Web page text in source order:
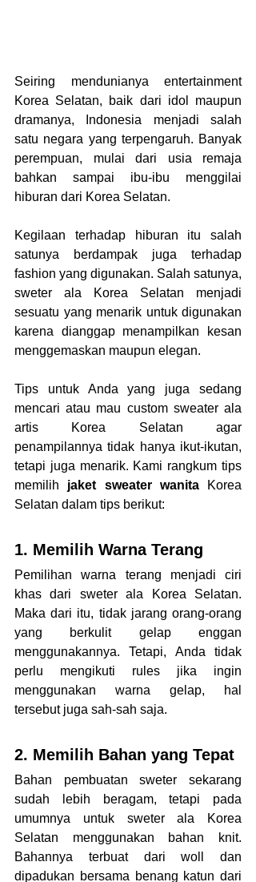
Seiring mendunianya entertainment
Korea Selatan, baik dari idol maupun
dramanya, Indonesia menjadi salah
satu negara yang terpengaruh. Banyak
perempuan, mulai dari usia remaja
bahkan sampai ibu-ibu menggilai
hiburan dari Korea Selatan.
Kegilaan terhadap hiburan itu salah
satunya berdampak juga terhadap
fashion yang digunakan. Salah satunya,
sweter ala Korea Selatan menjadi
sesuatu yang menarik untuk digunakan
karena dianggap menampilkan kesan
menggemaskan maupun elegan.
Tips untuk Anda yang juga sedang
mencari atau mau custom sweater ala
artis Korea Selatan agar
penampilannya tidak hanya ikut-ikutan,
tetapi juga menarik. Kami rangkum tips
memilih jaket sweater wanita
Korea
Selatan dalam tips berikut:
1. Memilih Warna Terang
Pemilihan warna terang menjadi ciri
khas dari sweter ala Korea Selatan.
Maka dari itu, tidak jarang orang-orang
yang berkulit gelap enggan
menggunakannya. Tetapi, Anda tidak
perlu mengikuti rules jika ingin
menggunakan warna gelap, hal
tersebut juga sah-sah saja.
2. Memilih Bahan yang Tepat
Bahan pembuatan sweter sekarang
sudah lebih beragam, tetapi pada
umumnya untuk sweter ala Korea
Selatan menggunakan bahan knit.
Bahannya terbuat dari woll dan
dipadukan bersama benang katun dari